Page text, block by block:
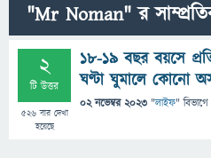
"Mr Noman" র
2
টি উত্তর
526বার দেখা
হয়েছে
১৮-1৯ বছর বয়সে
ঘণ্টা ঘুমালে কোনো
02 নভেম্বর 2023 "লাইফ" বিভাগে